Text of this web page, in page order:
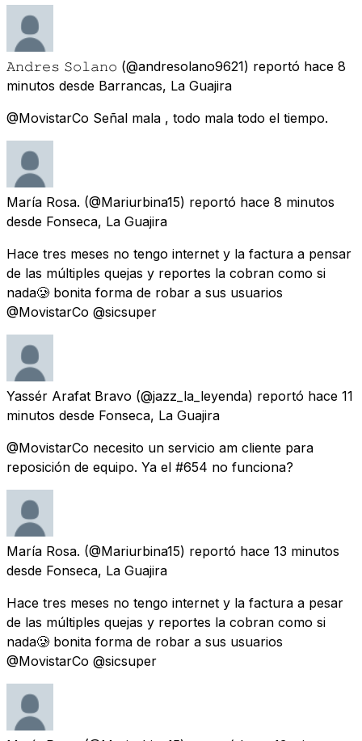
𝙰𝚗𝚍𝚛𝚎𝚜 𝚂𝚘𝚕𝚊𝚗𝚘 (@andresolano9621) reportó hace 8
minutos desde Barrancas, La Guajira
@MovistarCo Señal mala , todo mala todo el tiempo.
María Rosa. (@Mariurbina15) reportó hace 8 minutos
desde Fonseca, La Guajira
Hace tres meses no tengo internet y la factura a pensar
de las múltiples quejas y reportes la cobran como si
nada🥲 bonita forma de robar a sus usuarios
@MovistarCo @sicsuper
Yassér Arafat Bravo (@jazz_la_leyenda) reportó hace 11
minutos desde Fonseca, La Guajira
@MovistarCo necesito un servicio am cliente para
reposición de equipo. Ya el #654 no funciona?
María Rosa. (@Mariurbina15) reportó hace 13 minutos
desde Fonseca, La Guajira
Hace tres meses no tengo internet y la factura a pesar
de las múltiples quejas y reportes la cobran como si
nada🥲 bonita forma de robar a sus usuarios
@MovistarCo @sicsuper